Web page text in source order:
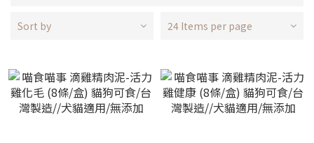
Sort by 24 Items per page